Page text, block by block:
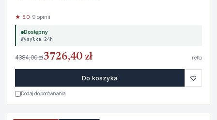
★ 5.0· 9 opinii
Dostępny
Wysyłka 24h
4384,00 zł3726,40 zł netto
Do koszyka ♡
Dodaj do porównania